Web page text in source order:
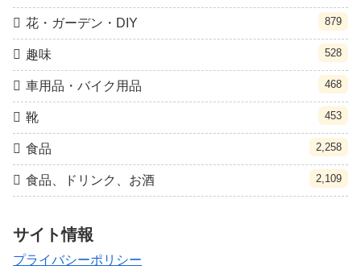
花・ガーデン・DIY 879
趣味 528
車用品・バイク用品 468
靴 453
食品 2,258
食品、ドリンク、お酒 2,109
サイト情報
プライバシーポリシー